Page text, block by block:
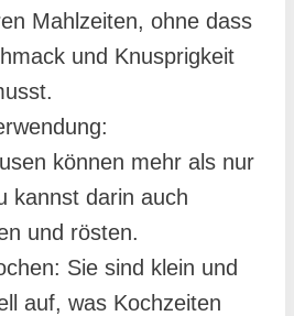
Mahlzeiten, ohne dass
und Knusprigkeit
können mehr als nur
kannst darin auch
und rösten.
Sie sind klein und
auf, was Kochzeiten